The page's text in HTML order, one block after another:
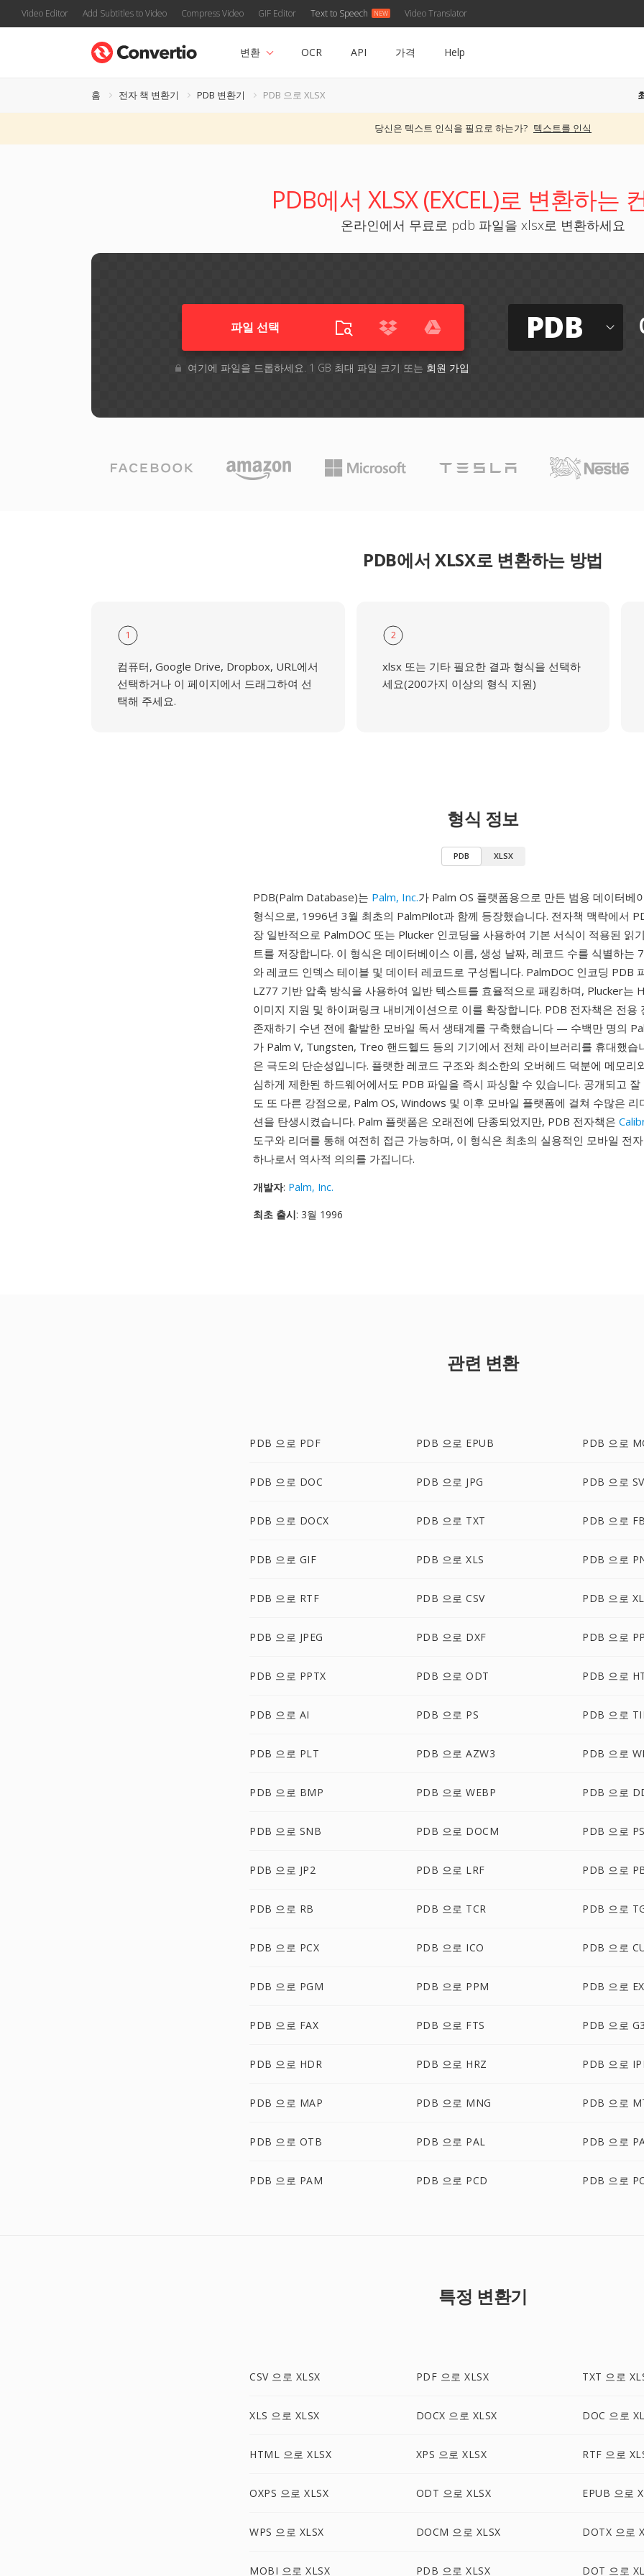
Video Editor Add Subtitles to Video Compress Video GIF Editor Text to Speech Video Translator
변환 OCR API 가격 Help
홈 전자 책 변환기 PDB 변환기 PDB 으로 XLSX
당신은 텍스트 인식을 필요로 하는가? 텍스트를 인식
PDB에서 XLSX (EXCEL)로 변환하는
온라인에서 무료로 pdb 파일을 xlsx로 변환하세요
파일 선택
여기에 파일을 드롭하세요. 1 GB 최대 파일 크기 또는 회원 가입
PDB
PDB에서 XLSX로 변환하는 방법
1
컴퓨터, Google Drive, Dropbox, URL에서
선택하거나 이 페이지에서 드래그하여 선
택해 주세요.
2
xlsx 또는 기타 필요한 결과 형식을 선택하
세요(200가지 이상의 형식 지원)
형식 정보
PDB XLSX
PDB(Palm Database)는 Palm, Inc.가 Palm OS 플랫폼용으로 만든 범용 데이터베
형식으로, 1996년 3월 최초의 PalmPilot과 함께 등장했습니다. 전자책 맥락에서
장 일반적으로 PalmDOC 또는 Plucker 인코딩을 사용하여 기본 서식이 적용된 읽
트를 저장합니다. 이 형식은 데이터베이스 이름, 생성 날짜, 레코드 수를 식별하는
와 레코드 인덱스 테이블 및 데이터 레코드로 구성됩니다. PalmDOC 인코딩 PDB
LZ77 기반 압축 방식을 사용하여 일반 텍스트를 효율적으로 패킹하며, Plucker는
이미지 지원 및 하이퍼링크 내비게이션으로 이를 확장합니다. PDB 전자책은 전용
존재하기 수년 전에 활발한 모바일 독서 생태계를 구축했습니다 — 수백만 명의
가 Palm V, Tungsten, Treo 핸드헬드 등의 기기에서 전체 라이브러리를 휴대했습
은 극도의 단순성입니다. 플랫한 레코드 구조와 최소한의 오버헤드 덕분에 메모리
심하게 제한된 하드웨어에서도 PDB 파일을 즉시 파싱할 수 있습니다. 공개되고 잘
도 또 다른 강점으로, Palm OS, Windows 및 이후 모바일 플랫폼에 걸쳐 수많은 리
션을 탄생시켰습니다. Palm 플랫폼은 오래전에 단종되었지만, PDB 전자책은
도구와 리더를 통해 여전히 접근 가능하며, 이 형식은 최초의 실용적인 모바일 전
하나로서 역사적 의의를 가집니다.
개발자: Palm, Inc.
최초 출시: 3월 1996
관련 변환
PDB 으로 PDF PDB 으로 EPUB PDB 으로
PDB 으로 DOC PDB 으로 JPG PDB 으로
PDB 으로 DOCX PDB 으로 TXT PDB 으로
PDB 으로 GIF PDB 으로 XLS PDB 으로
PDB 으로 RTF PDB 으로 CSV PDB 으로
PDB 으로 JPEG PDB 으로 DXF PDB 으로
PDB 으로 PPTX PDB 으로 ODT PDB 으로
PDB 으로 AI PDB 으로 PS PDB 으로
PDB 으로 PLT PDB 으로 AZW3 PDB 으로
PDB 으로 BMP PDB 으로 WEBP PDB 으로
PDB 으로 SNB PDB 으로 DOCM PDB 으로
PDB 으로 JP2 PDB 으로 LRF PDB 으로
PDB 으로 RB PDB 으로 TCR PDB 으로
PDB 으로 PCX PDB 으로 ICO PDB 으로
PDB 으로 PGM PDB 으로 PPM PDB 으로
PDB 으로 FAX PDB 으로 FTS PDB 으로 G3
PDB 으로 HDR PDB 으로 HRZ PDB 으로
PDB 으로 MAP PDB 으로 MNG PDB 으로
PDB 으로 OTB PDB 으로 PAL PDB 으로
PDB 으로 PAM PDB 으로 PCD PDB 으로
특정 변환기
CSV 으로 XLSX PDF 으로 XLSX TXT 으로
XLS 으로 XLSX DOCX 으로 XLSX DOC 으로
HTML 으로 XLSX XPS 으로 XLSX RTF 으로
OXPS 으로 XLSX ODT 으로 XLSX EPUB 으로
WPS 으로 XLSX DOCM 으로 XLSX DOTX 으로
MOBI 으로 XLSX PDB 으로 XLSX DOT 으로